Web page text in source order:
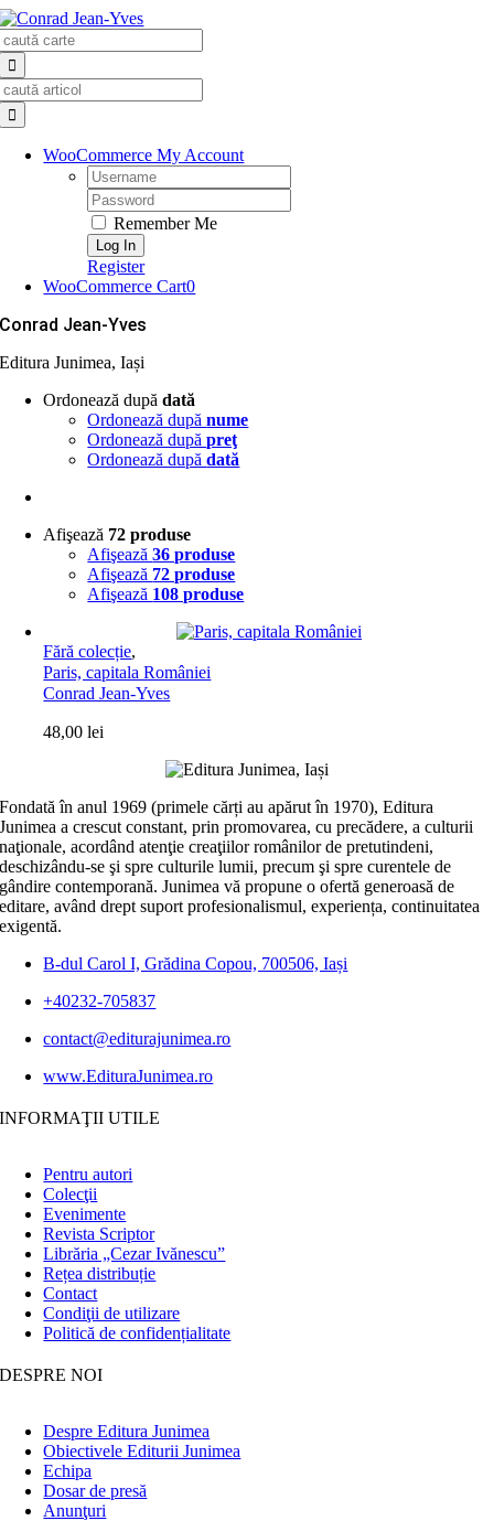
Skip
to
content
WooCommerce My Account
Username:
Password:
Remember Me
Register
WooCommerce Cart0
Conrad Jean-Yves
Editura Junimea, Iași
Ordonează dupădată
Ordonează dupănume
Ordonează dupăpreţ
Ordonează dupădată
Afişează 72 produse
Afişează36 produse
Afişează 72 produse
Afişează 108 produse
Fără colecție,
Paris, capitala României
Conrad Jean-Yves
48,00lei
Fondată în anul 1969 (primele cărți au apărut în 1970), Editura
Junimea a crescut constant, prin promovarea, cu precădere, a culturii
naţionale, acordând atenţie creaţiilor românilor de pretutindeni,
deschizându-se şi spre culturile lumii, precum şi spre curentele de
gândire contemporană. Junimea vă propune o ofertă generoasă de
editare, având drept suport profesionalismul, experiența, continuitatea
exigentă.
B-dul Carol I, Grădina Copou, 700506, Iași
+40232-705837
contact@editurajunimea.ro
www.EdituraJunimea.ro
INFORMAŢII UTILE
Pentru autori
Colecţii
Evenimente
Revista Scriptor
Librăria „Cezar Ivănescu”
Rețea distribuție
Contact
Condiţii de utilizare
Politică de confidențialitate
DESPRE NOI
Despre Editura Junimea
Obiectivele Editurii Junimea
Echipa
Dosar de presă
Anunţuri